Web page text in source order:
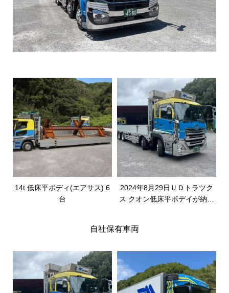
14t 低床平ボディ(エアサス) 6
台
2024年8月29日ＵＤトラツク
ス クオン低床平ボデイが納車
自社保有車両